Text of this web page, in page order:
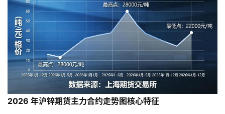
2026 年沪锌期货主力合约走势图核心特征